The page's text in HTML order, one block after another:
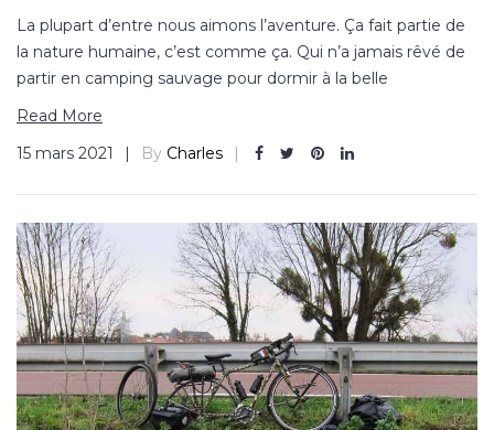
La plupart d’entre nous aimons l’aventure. Ça fait partie de
la nature humaine, c’est comme ça. Qui n’a jamais rêvé de
partir en camping sauvage pour dormir à la belle
Read More
15 mars 2021
By Charles